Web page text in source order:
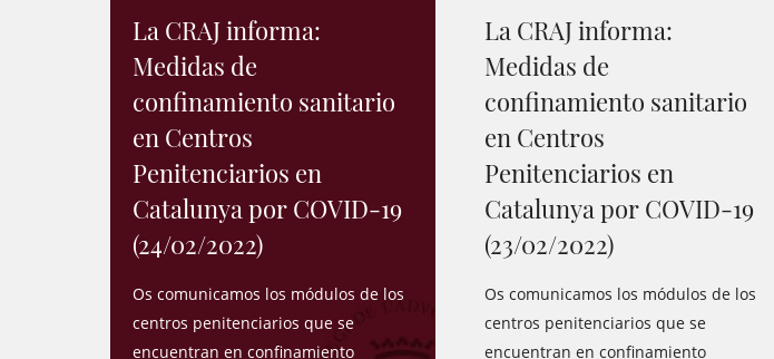
La CRAJ informa:
Medidas de
confinamiento sanitario
en Centros
Penitenciarios en
Catalunya por COVID-19
(24/02/2022)
Os comunicamos los módulos de los
centros penitenciarios que se
encuentran en confinamiento
La CRAJ informa:
Medidas de
confinamiento sanitario
en Centros
Penitenciarios en
Catalunya por COVID-19
(23/02/2022)
Os comunicamos los módulos de los
centros penitenciarios que se
encuentran en confinamiento